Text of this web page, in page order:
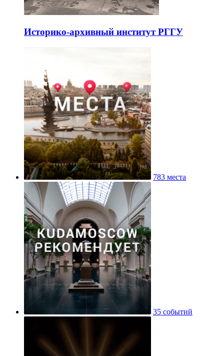
Историко-архивный институт РГГУ
783 места
35 событий